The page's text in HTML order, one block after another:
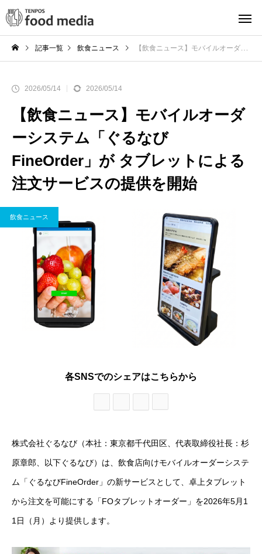
記事一覧 飲食ニュース 【飲食ニュース】モバイルオーダーシステム「ぐるなびFineOrder」が タブレットによる注文サービスの提供を開始
2026/05/14 2026/05/14
【飲食ニュース】モバイルオーダ
ーシステム「ぐるなび
FineOrder」が タブレットによる
注文サービスの提供を開始
飲食ニュース
各SNSでのシェアはこちらから
株式会社ぐるなび（本社：東京都千代田区、代表取締役社長：杉
原章郎、以下ぐるなび）は、飲食店向けモバイルオーダーシステ
ム「ぐるなびFineOrder」の新サービスとして、卓上タブレット
から注文を可能にする「FOタブレットオーダー」を2026年5月1
1日（月）より提供します。